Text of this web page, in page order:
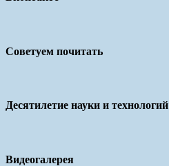
Советуем почитать
Десятилетие науки и технологий
Видеогалерея